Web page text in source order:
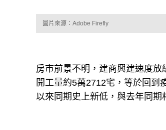
圖片來源：Adobe Firefly
房市前景不明，建商興建速度
開工量約5萬2712宅，等於回到
以來同期史上新低，與去年同期